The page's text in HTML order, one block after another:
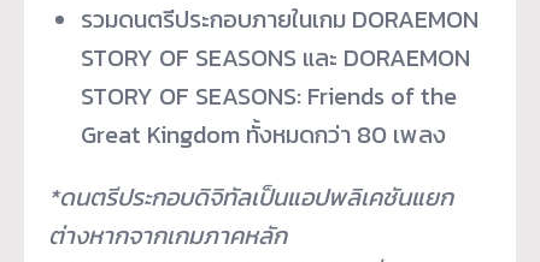
รวมดนตรีประกอบภายในเกม DORAEMON
STORY OF SEASONS และ DORAEMON
STORY OF SEASONS: Friends of the
Great Kingdom ทั้งหมดกว่า 80 เพลง
*ดนตรีประกอบดิจิทัลเป็นแอปพลิเคชันแยก
ต่างหากจากเกมภาคหลัก